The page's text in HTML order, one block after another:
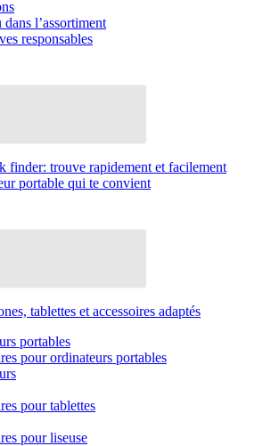
l’assortiment
responsables
finder: trouve rapidement et facilement
portable qui te convient
tablettes et accessoires adaptés
portables
pour ordinateurs portables
pour tablettes
pour liseuse